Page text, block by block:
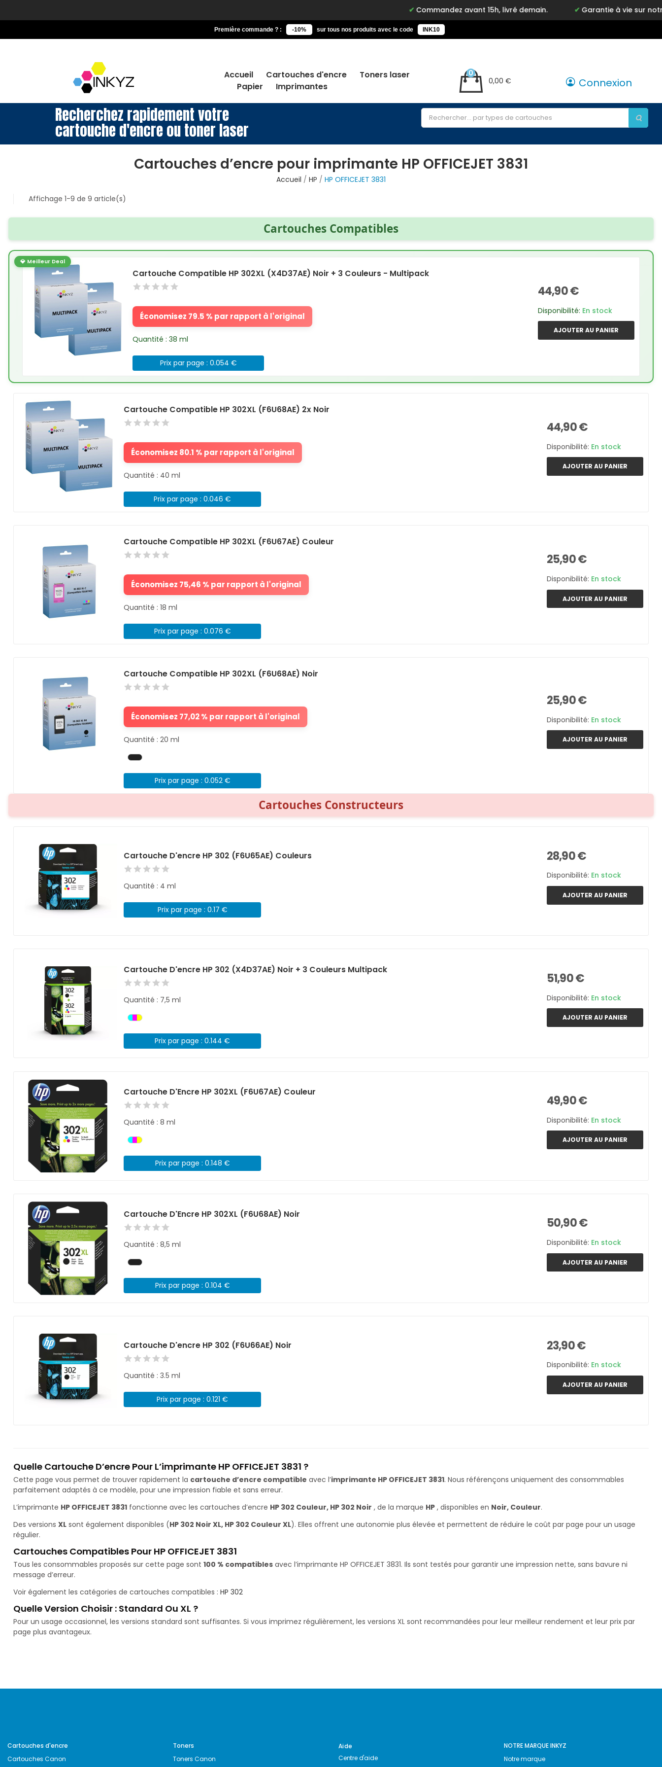
Commandez avant 15h, livré demain. Garantie à vie sur notre marque
Première commande ? : -10% sur tous nos produits avec le code INK10
Accueil Cartouches d'encre
Toners laser
Papier
Imprimantes
0,00 €
0
Connexion
Recherchez rapidement votre
cartouche d'encre ou toner laser
Cartouches d’encre pour imprimante HP OFFICEJET 3831
Accueil HP
HP OFFICEJET 3831
Affichage 1-9 de 9 article(s)
Cartouches Compatibles
💎 Meilleur Deal
Cartouche Compatible HP 302XL (X4D37AE) Noir + 3 Couleurs - Multipack
Économisez 79.5 % par rapport à l'original
Quantité : 38 ml
Prix par page : 0.054 €
44,90 €
Disponibilité: En stock
AJOUTER AU PANIER
Cartouche Compatible HP 302XL (F6U68AE) 2x Noir
Économisez 80.1 % par rapport à l'original
Quantité : 40 ml
Prix par page : 0.046 €
44,90 €
Disponibilité: En stock
AJOUTER AU PANIER
Cartouche Compatible HP 302XL (F6U67AE) Couleur
Économisez 75,46 % par rapport à l'original
Quantité : 18 ml
Prix par page : 0.076 €
25,90 €
Disponibilité: En stock
AJOUTER AU PANIER
Cartouche Compatible HP 302XL (F6U68AE) Noir
Économisez 77,02 % par rapport à l'original
Quantité : 20 ml
Prix par page : 0.052 €
25,90 €
Disponibilité: En stock
AJOUTER AU PANIER
Cartouches Constructeurs
Cartouche D'encre HP 302 (F6U65AE) Couleurs
Quantité : 4 ml
Prix par page : 0.17 €
28,90 €
Disponibilité: En stock
AJOUTER AU PANIER
Cartouche D'encre HP 302 (X4D37AE) Noir + 3 Couleurs Multipack
Quantité : 7,5 ml
Prix par page : 0.144 €
51,90 €
Disponibilité: En stock
AJOUTER AU PANIER
Cartouche D'Encre HP 302XL (F6U67AE) Couleur
Quantité : 8 ml
Prix par page : 0.148 €
49,90 €
Disponibilité: En stock
AJOUTER AU PANIER
Cartouche D'Encre HP 302XL (F6U68AE) Noir
Quantité : 8,5 ml
Prix par page : 0.104 €
50,90 €
Disponibilité: En stock
AJOUTER AU PANIER
Cartouche D'encre HP 302 (F6U66AE) Noir
Quantité : 3.5 ml
Prix par page : 0.121 €
23,90 €
Disponibilité: En stock
AJOUTER AU PANIER
Quelle Cartouche D’encre Pour L’imprimante HP OFFICEJET 3831 ?
Cette page vous permet de trouver rapidement la cartouche d’encre compatible avec l’imprimante HP OFFICEJET 3831. Nous référençons uniquement des consommables
parfaitement adaptés à ce modèle, pour une impression fiable et sans erreur.
L’imprimante HP OFFICEJET 3831 fonctionne avec les cartouches d’encre HP 302 Couleur, HP 302 Noir , de la marque HP , disponibles en Noir, Couleur.
Des versions XL sont également disponibles (HP 302 Noir XL, HP 302 Couleur XL). Elles offrent une autonomie plus élevée et permettent de réduire le coût par page pour un usage
régulier.
Cartouches Compatibles Pour HP OFFICEJET 3831
Tous les consommables proposés sur cette page sont 100 % compatibles avec l’imprimante HP OFFICEJET 3831. Ils sont testés pour garantir une impression nette, sans bavure ni
message d’erreur.
Voir également les catégories de cartouches compatibles : HP 302
Quelle Version Choisir : Standard Ou XL ?
Pour un usage occasionnel, les versions standard sont suffisantes. Si vous imprimez régulièrement, les versions XL sont recommandées pour leur meilleur rendement et leur prix par
page plus avantageux.
Cartouches d'encre
Cartouches Canon
Toners
Toners Canon
Aide
Centre d'aide
NOTRE MARQUE INKYZ
Notre marque